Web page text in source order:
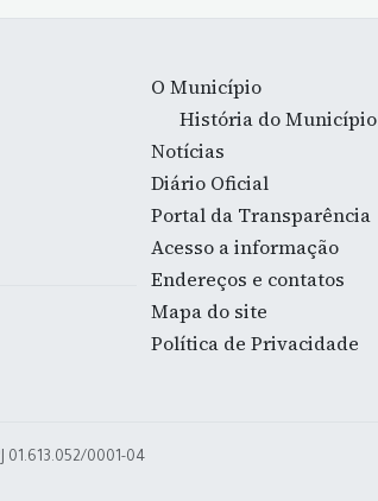
O Município
História do Município
Notícias
Diário Oficial
Portal da Transparência
Acesso a informação
Endereços e contatos
Mapa do site
Política de Privacidade
01.613.052/0001-04